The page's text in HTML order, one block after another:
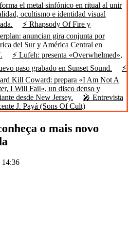
el metal sinfónico en ritual al unir
ocultismo e identidad visual
⚡ Rhapsody Of Fire y
anuncian gira conjunta por
del Sur y América Central en
⚡ Lufeh: presenta «Overwhelmed»,
paso grabado en Sunset Sound.
⚡
Kill Coward: prepara «I Am Not A
I Will Fail», un disco denso y
desde New Jersey.
🎤 Entrevista
J. Payá (Sons Of Cult)
o mais novo
14:36